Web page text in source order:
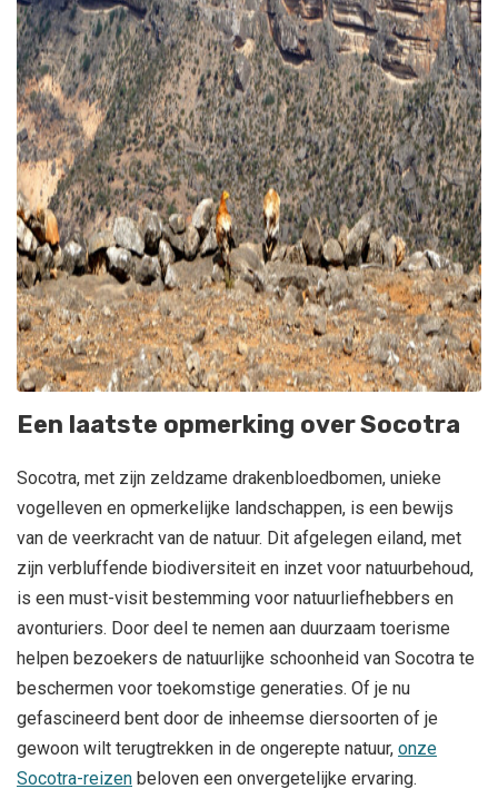
Een laatste opmerking over Socotra
Socotra, met zijn zeldzame drakenbloedbomen, unieke
vogelleven en opmerkelijke landschappen, is een bewijs
van de veerkracht van de natuur. Dit afgelegen eiland, met
zijn verbluffende biodiversiteit en inzet voor natuurbehoud,
is een must-visit bestemming voor natuurliefhebbers en
avonturiers. Door deel te nemen aan duurzaam toerisme
helpen bezoekers de natuurlijke schoonheid van Socotra te
beschermen voor toekomstige generaties. Of je nu
gefascineerd bent door de inheemse diersoorten of je
gewoon wilt terugtrekken in de ongerepte natuur, onze
Socotra-reizen beloven een onvergetelijke ervaring.